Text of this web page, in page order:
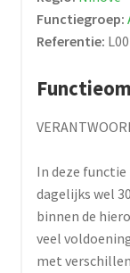
Functiegroep:
Referentie:
In deze
dagelijks wel
binnen de
veel
met